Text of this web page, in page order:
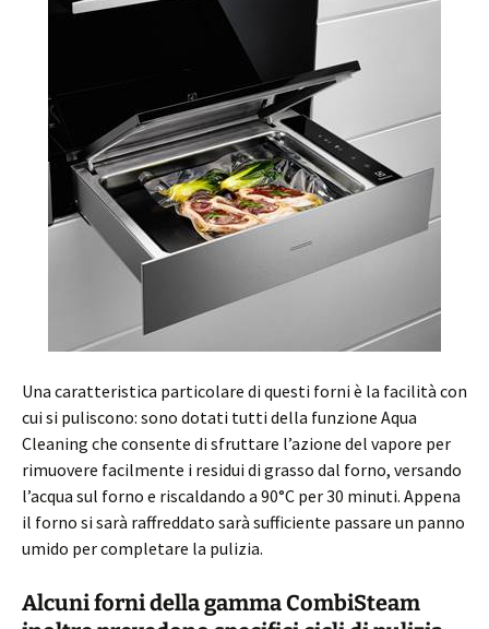
Una caratteristica particolare di questi forni è la facilità con
cui si puliscono: sono dotati tutti della funzione Aqua
Cleaning che consente di sfruttare l’azione del vapore per
rimuovere facilmente i residui di grasso dal forno, versando
l’acqua sul forno e riscaldando a 90°C per 30 minuti. Appena
il forno si sarà raffreddato sarà sufficiente passare un panno
umido per completare la pulizia.
Alcuni forni della gamma CombiSteam